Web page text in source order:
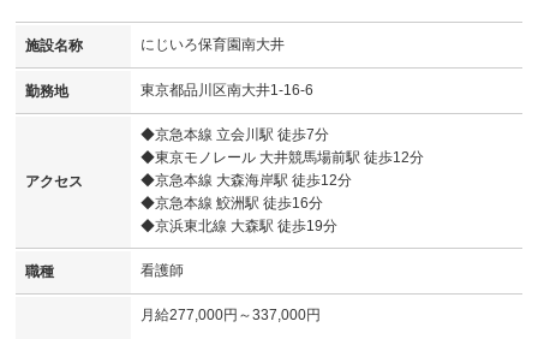
施設名称 にじいろ保育園南大井
勤務地 東京都品川区南大井1-16-6
アクセス
◆京急本線 立会川駅 徒歩7分
◆東京モノレール 大井競馬場前駅 徒歩12分
◆京急本線 大森海岸駅 徒歩12分
◆京急本線 鮫洲駅 徒歩16分
◆京浜東北線 大森駅 徒歩19分
職種 看護師
月給277,000円～337,000円